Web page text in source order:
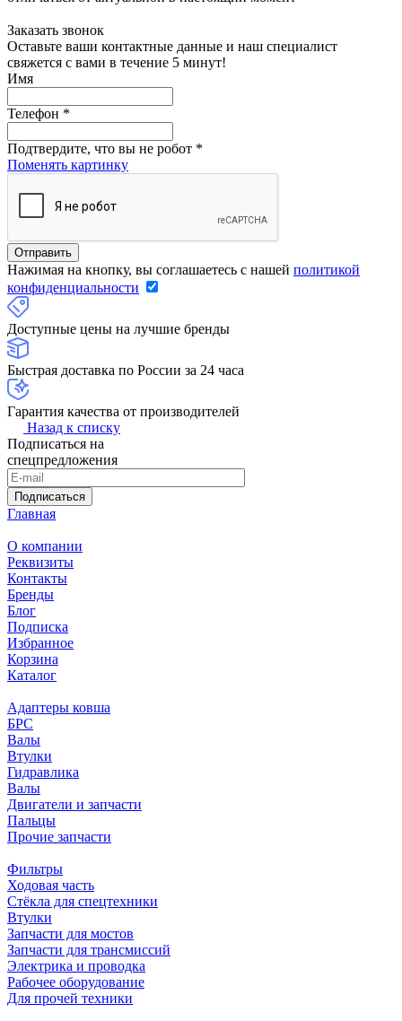
Заказать звонок
Оставьте ваши контактные данные и наш специалист
свяжется с вами в течение 5 минут!
Имя
Телефон *
Подтвердите, что вы не робот *
Поменять картинку
Нажимая на кнопку, вы соглашаетесь с нашей политикой
конфиденциальности
Доступные цены на лучшие бренды
Быстрая доставка по России за 24 часа
Гарантия качества от производителей
Назад к списку
Подписаться на
спецпредложения
Подписаться
Главная
О компании
Реквизиты
Контакты
Бренды
Блог
Подписка
Избранное
Корзина
Каталог
Адаптеры ковша
БРС
Валы
Втулки
Гидравлика
Валы
Двигатели и запчасти
Пальцы
Прочие запчасти
Фильтры
Ходовая часть
Стёкла для спецтехники
Втулки
Запчасти для мостов
Запчасти для трансмиссий
Электрика и проводка
Рабочее оборудование
Для прочей техники